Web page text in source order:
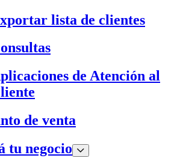
lista de clientes
de Atención al
de venta
tu negocio